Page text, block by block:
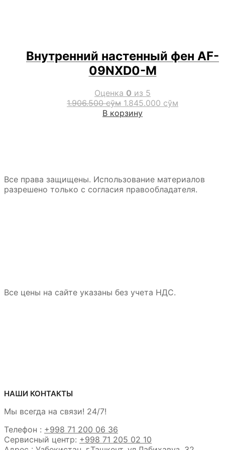
Внутренний настенный фен AF-
09NXD0-M
Оценка 0 из 5
1.906.500сўм Первоначальная
цена
1.845.000 сўм
В корзину
Все права защищены. Использование материалов
разрешено только с согласия правообладателя.
Все цены на сайте указаны без учета НДС.
НАШИ КОНТАКТЫ
Мы всегда на связи! 24/7!
Телефон : +998 71 200 06 36
Сервисный центр: +998 71 205 02 10